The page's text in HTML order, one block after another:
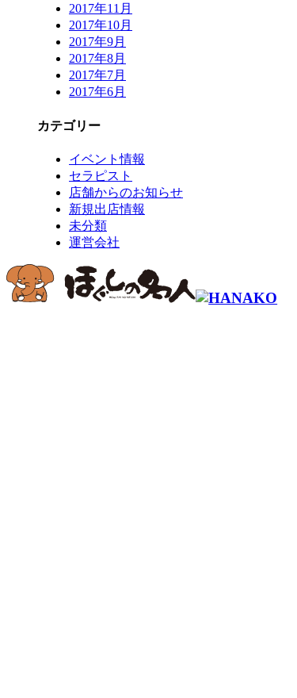
2017年11月
2017年10月
2017年9月
2017年8月
2017年7月
2017年6月
カテゴリー
イベント情報
セラピスト
店舗からのお知らせ
新規出店情報
未分類
運営会社